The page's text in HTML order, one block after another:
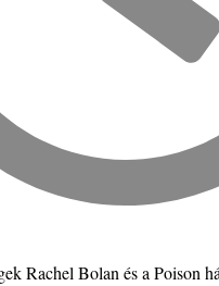
Rachel Bolan és a Poison